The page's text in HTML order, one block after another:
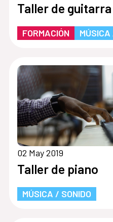
Taller de guitarra
FORMACIÓN
02 May 2019
Taller de piano
MÚSICA / SONIDO